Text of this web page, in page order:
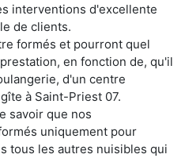
interventions d'excellente
de clients.
formés et pourront quel
en fonction de, qu'il
d'un centre
à Saint-Priest 07.
savoir que nos
uniquement pour
tous les autres nuisibles qui